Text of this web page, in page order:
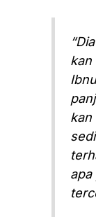
kan
kan
apa